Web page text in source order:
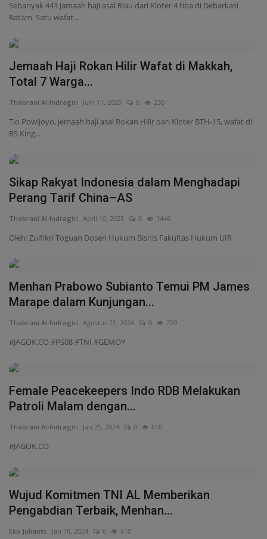
Tio Powijoyo, jemaah haji asal Rokan Hilir dari Kloter BTH-15, wafat di
RS King...
Sikap Rakyat Indonesia dalam Menghadapi
Perang Tarif China–AS
Thabrani Al-Indragiri April 10, 2025 0 1446
Oleh: Zulfikri Toguan Dosen Hukum Bisnis Fakultas Hukum UIR
Marape dalam Kunjungan...
Thabrani Al-Indragiri
#JAGOK.CO #PS08 #TNI #GEMOY
Patroli Malam dengan...
Thabrani Al-Indragiri Jan 25, 2024
Pengabdian Terbaik, Menhan...
Anugerahkan Bintang...
Thabrani Al-Indragiri Sep 18, 2023